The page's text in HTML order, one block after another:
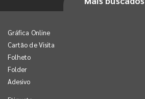
Gráfica Online
Cartão de Visita
Folheto
Folder
Adesivo